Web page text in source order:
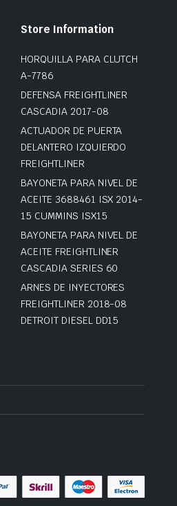
Store Information
HORQUILLA PARA CLUTCH
A-7786
DEFENSA FREIGHTLINER
CASCADIA 2017-08
ACTUADOR DE PUERTA
DELANTERO IZQUIERDO
FREIGHTLINER
BAYONETA PARA NIVEL DE
ACEITE 3688461 ISX 2014-
15 CUMMINS ISX15
BAYONETA PARA NIVEL DE
ACEITE FREIGHTLINER
CASCADIA SERIES 60
ARNES DE INYECTORES
FREIGHTLINER 2018-08
DETROIT DIESEL DD15